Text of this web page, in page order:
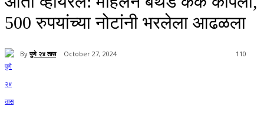
500 रुपयांच्या नोटांनी भरलेला आढळला
By पुणे २४ तास October 27, 2024 110